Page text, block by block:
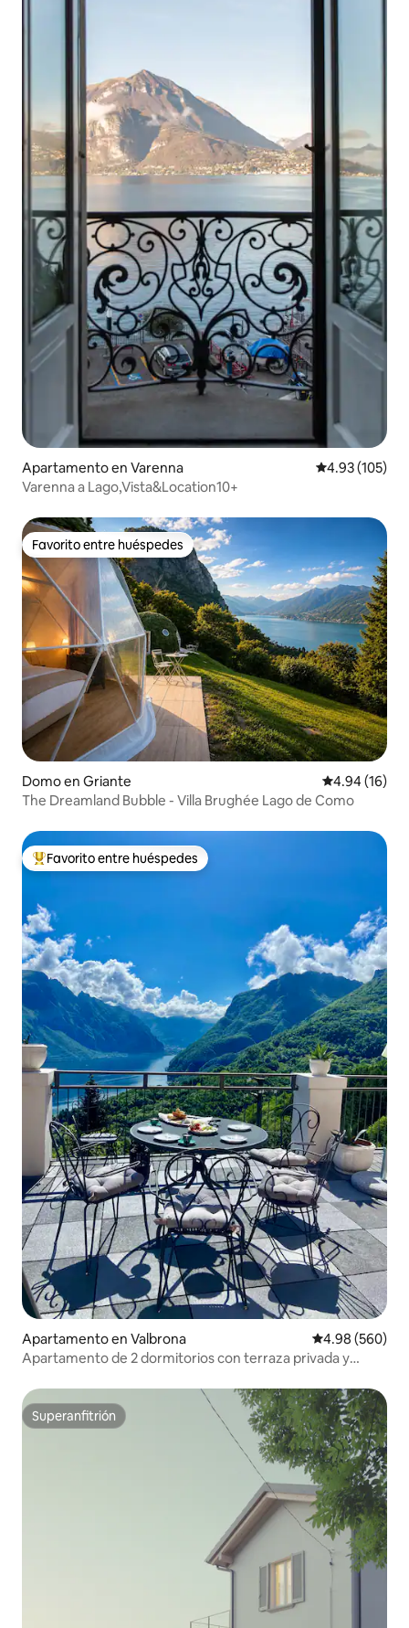
Apartamento en Varenna Calificación
4.93 (105)
Varenna a Lago,Vista&Location10+
Favorito entre huéspedes
Favorito entre huéspedes
Domo en Griante Calificación
4.94 (16)
The Dreamland Bubble - Villa Brughée Lago de Como
Favorito entre huéspedes preferido
Favorito entre huéspedes
Apartamento en Valbrona Calificación
4.98 (560)
Apartamento de 2 dormitorios con terraza privada y
Superanfitrión
Superanfitrión